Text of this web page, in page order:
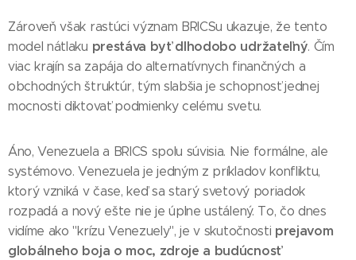
Zároveň však rastúci význam BRICSu ukazuje, že tento
model nátlaku prestáva byť dlhodobo udržateľný. Čím
viac krajín sa zapája do alternatívnych finančných a
obchodných štruktúr, tým slabšia je schopnosť jednej
mocnosti diktovať podmienky celému svetu.
Áno, Venezuela a BRICS spolu súvisia. Nie formálne, ale
systémovo. Venezuela je jedným z príkladov konfliktu,
ktorý vzniká v čase, keď sa starý svetový poriadok
rozpadá a nový ešte nie je úplne ustálený. To, čo dnes
vidíme ako "krízu Venezuely", je v skutočnosti prejavom
globálneho boja o moc, zdroje a budúcnosť